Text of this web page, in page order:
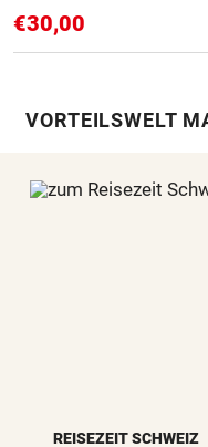
€30,00
VORTEILSWELT
REISEZEIT SCHWEIZ